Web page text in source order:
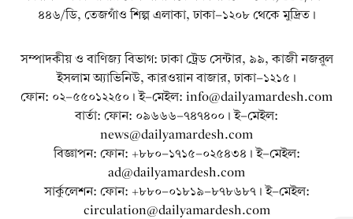
৪৪৬/ডি, তেজগাঁও শিল্প এলাকা, ঢাকা-১২০৮ থেকে মুদ্রিত।
সম্পাদকীয় ও বাণিজ্য বিভাগ: ঢাকা ট্রেড সেন্টার, ৯৯, কাজী নজরুল
ইসলাম অ্যাভিনিউ, কারওয়ান বাজার, ঢাকা-১২১৫।
ফোন: ০২-৫৫০১২২৫০। ই-মেইল: info@dailyamardesh.com
বার্তা: ফোন: ০৯৬৬৬-৭৪৭৪০০। ই-মেইল:
news@dailyamardesh.com
বিজ্ঞাপন: ফোন: +৮৮০-১৭১৫-০২৫৪৩৪ । ই-মেইল:
ad@dailyamardesh.com
সার্কুলেশন: ফোন: +৮৮০-০১৮১৯-৮৭৮৬৮৭ । ই-মেইল:
circulation@dailyamardesh.com